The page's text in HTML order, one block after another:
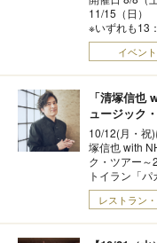
11/15（日）
※いずれも13
イベント
「清塚信也
ュージック
10/12(月・祝
塚信也 with
ク・ツアー～
トイラン「
レストラン